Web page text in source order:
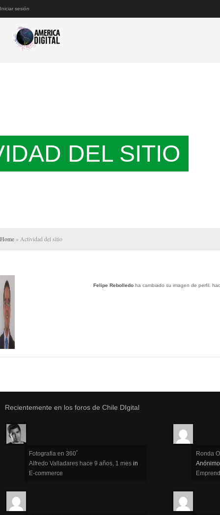
DEL SITIO
Home » Actividad del sitio
Felipe Rebolledo ha cambiado su imagen de perfil.
Recientemente en los foros de Chile DIgital
Fotografia en 360˚
Alfredo Valladares hace 9 años, 1 mes in
E-commerce
Ronda
Anónimo
Iniciar sesión